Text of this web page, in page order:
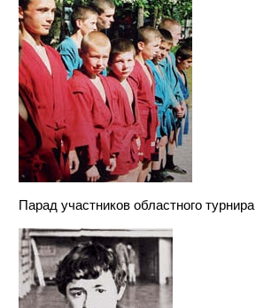
Парад участников областного